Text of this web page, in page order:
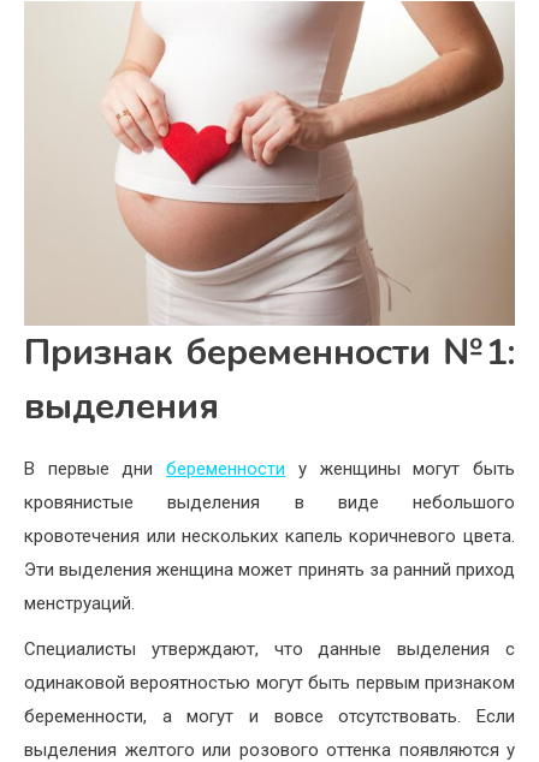
Признак беременности №1:
выделения
В первые днибеременности у женщины могут быть
кровянистые выделения в виде небольшого
кровотечения или нескольких капель коричневого цвета.
Эти выделения женщина может принять за ранний приход
менструаций.
Специалисты утверждают, что данные выделения с
одинаковой вероятностью могут быть первым признаком
беременности, а могут и вовсе отсутствовать. Если
выделения желтого или розового оттенка появляются у